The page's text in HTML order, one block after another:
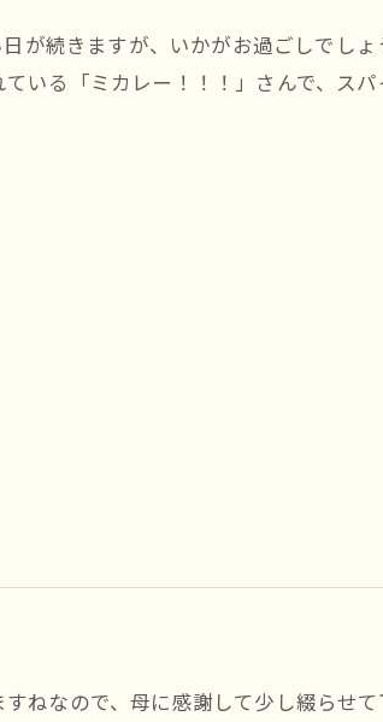
が続きますが、いかがお過ごしでし
いる「ミカレー！！！」さんで、ス
ねなので、母に感謝して少し綴らせ